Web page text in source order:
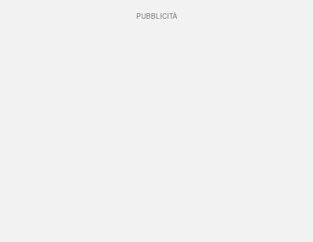
PUBBLICITÀ